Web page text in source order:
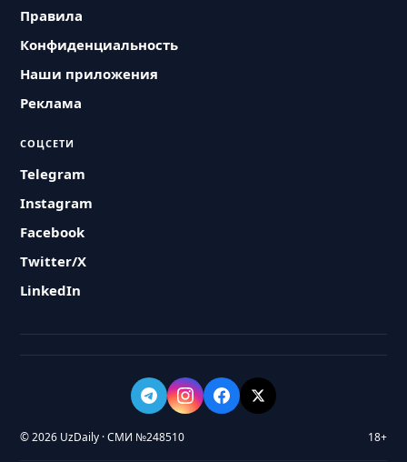
Правила
Конфиденциальность
Наши приложения
Реклама
СОЦСЕТИ
Telegram
Instagram
Facebook
Twitter/X
LinkedIn
© 2026 UzDaily · СМИ №248510 18+